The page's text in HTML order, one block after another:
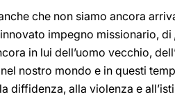
che non siamo ancora
impegno missionario, di
in lui dell’uomo vecchio,
nostro mondo e in questi
diffidenza, alla violenza e